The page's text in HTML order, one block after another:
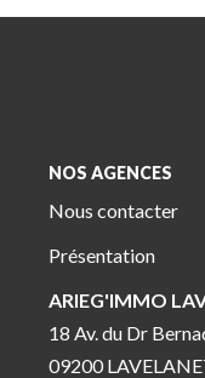
NOS AGENCES
Nous contacter
Présentation
ARIEG'IMMO
18 Av. du Dr
09200